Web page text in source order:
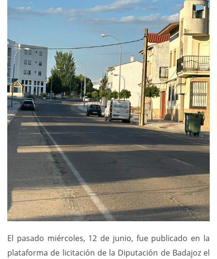
El pasado miércoles, 12 de junio, fue publicado en la
plataforma de licitación de la Diputación de Badajoz el